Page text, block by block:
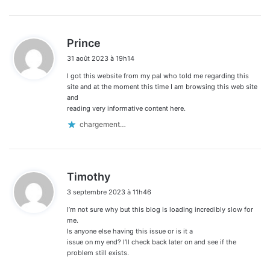
Prince
t
:
31 août 2023 à 19h14
I got this website from my pal who told me regarding this
site and at the moment this time I am browsing this web site
and
reading very informative content here.
chargement…
Timothy
t
3 septembre 2023 à 11h46
I’m not sure why but this blog is loading incredibly slow for
me.
Is anyone else having this issue or is it a
issue on my end? I’ll check back later on and see if the
problem still exists.